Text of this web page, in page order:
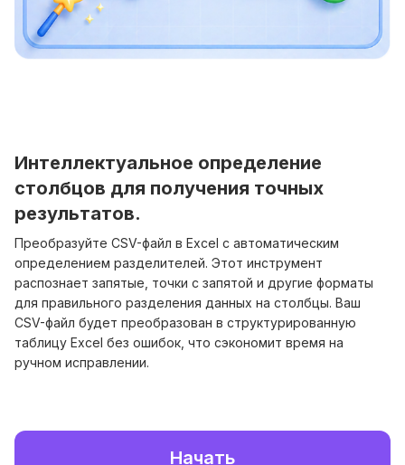
Интеллектуальное определение
столбцов для получения точных
результатов.
Преобразуйте CSV-файл в Excel с автоматическим
определением разделителей. Этот инструмент
распознает запятые, точки с запятой и другие форматы
для правильного разделения данных на столбцы. Ваш
CSV-файл будет преобразован в структурированную
таблицу Excel без ошибок, что сэкономит время на
ручном исправлении.
Начать